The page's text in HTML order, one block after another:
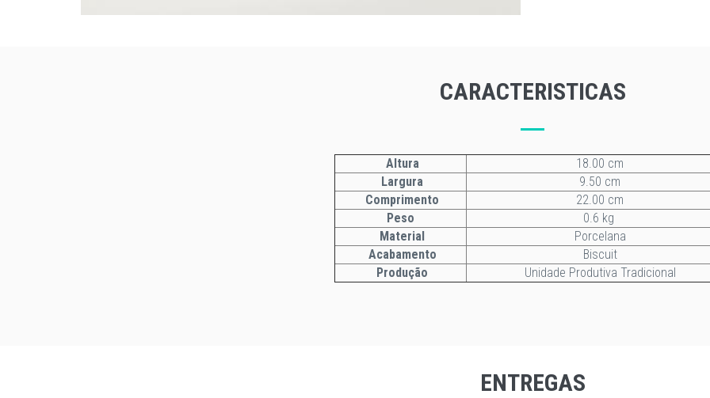
CARACTERISTICAS
Altura
18.00 cm
Largura
9.50 cm
Comprimento
22.00 cm
Peso
0.6 kg
Material
Porcelana
Acabamento
Biscuit
Produção
Unidade Produtiva Tradicional
ENTREGAS